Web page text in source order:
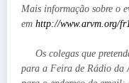
Mais informação sobre o
em http://www.arvm.org/
Os colegas que
para a Feira de Rádio da